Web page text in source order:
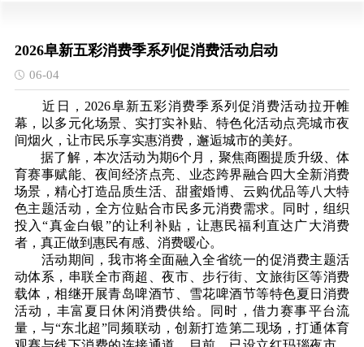
2026阜新五彩消费季系列促消费活动启动
06-04
近日，2026阜新五彩消费季系列促消费活动拉开帷
幕，以多元化场景、实打实补贴、特色化活动点亮城市夜
间烟火，让市民乐享实惠消费，邂逅城市的美好。
据了解，本次活动为期6个月，聚焦商圈提质升级、体
育赛事赋能、夜间经济点亮、业态跨界融合四大全新消费
场景，精心打造品质生活、甜蜜婚博、云购优品等八大特
色主题活动，全方位贴合市民多元消费需求。同时，组织
投入“真金白银”的让利补贴，让惠民福利直达广大消费
者，真正做到惠民有感、消费暖心。
活动期间，我市将全面融入全省统一的促消费主题活
动体系，串联全市商超、夜市、步行街、文旅街区等消费
载体，相继开展青岛啤酒节、雪花啤酒节等特色夏日消费
活动，丰富夏日休闲消费供给。同时，借力赛事平台流
量，与“东北超”同频联动，创新打造第二现场，打通体育